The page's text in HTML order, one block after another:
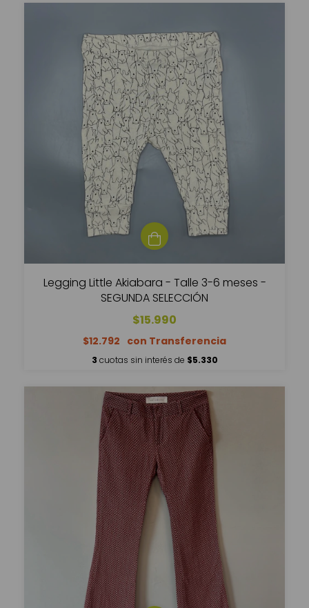
Legging Little Akiabara - Talle 3-6 meses -
SEGUNDA SELECCIÓN
$15.990
$12.792
3 cuotas sin interés de $5.330